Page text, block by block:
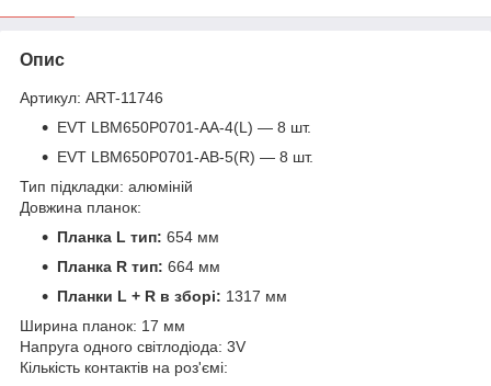
Опис
Артикул: ART-11746
EVT LBM650P0701-AA-4(L) — 8 шт.
EVT LBM650P0701-AB-5(R) — 8 шт.
Тип підкладки: алюміній
Довжина планок:
Планка L тип: 654 мм
Планка R тип: 664 мм
Планки L + R в зборі: 1317 мм
Ширина планок: 17 мм
Напруга одного світлодіода: 3V
Кількість контактів на роз'ємі: